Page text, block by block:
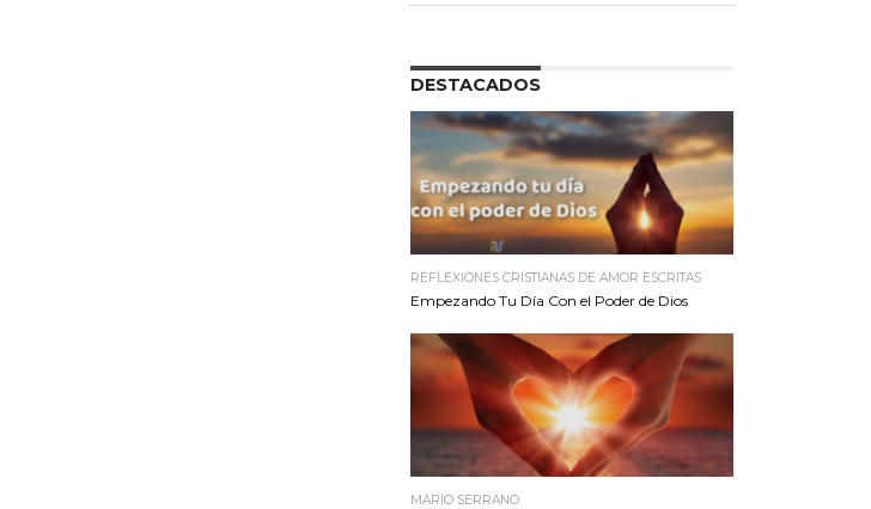
DESTACADOS
REFLEXIONES CRISTIANAS DE AMOR ESCRITAS
Empezando Tu Día Con el Poder de Dios
MARIO SERRANO